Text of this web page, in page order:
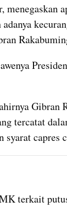
Gibran
tercatat
capres
terkait